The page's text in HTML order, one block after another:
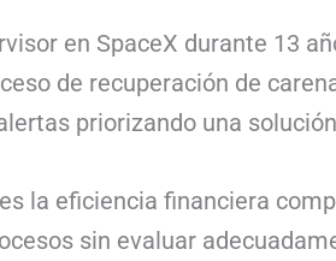
en SpaceX durante 13
de recuperación de
priorizando una
la eficiencia financiera
sin evaluar